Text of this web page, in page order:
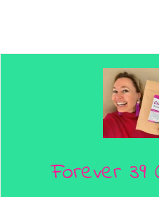
Forever 39